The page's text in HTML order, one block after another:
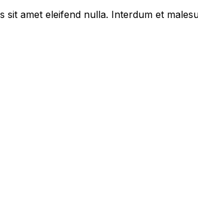
amet eleifend nulla. Interdum et